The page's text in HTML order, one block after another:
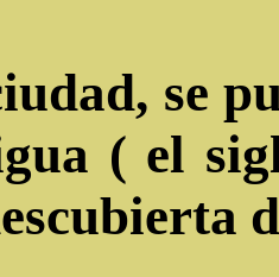
se
( el